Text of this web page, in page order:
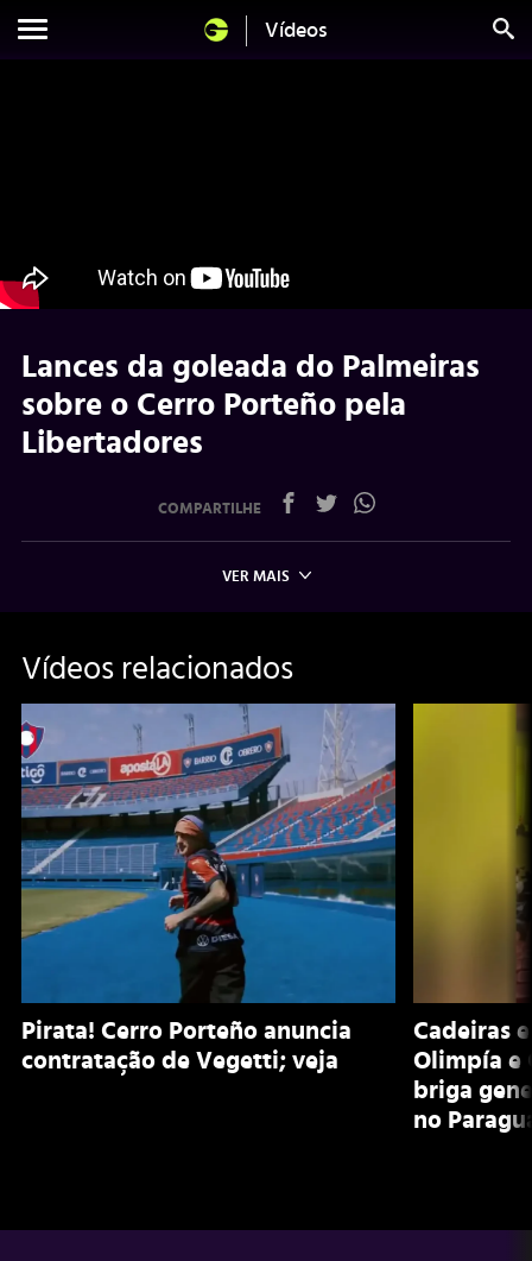
Vídeos
Lances da goleada do Palmeiras
sobre o Cerro Porteño pela
Libertadores
COMPARTILHE
VER MAIS
Vídeos relacionados
Pirata! Cerro Porteño anuncia
contratação de Vegetti; veja
Cadeiras
Olimpía e
briga
no